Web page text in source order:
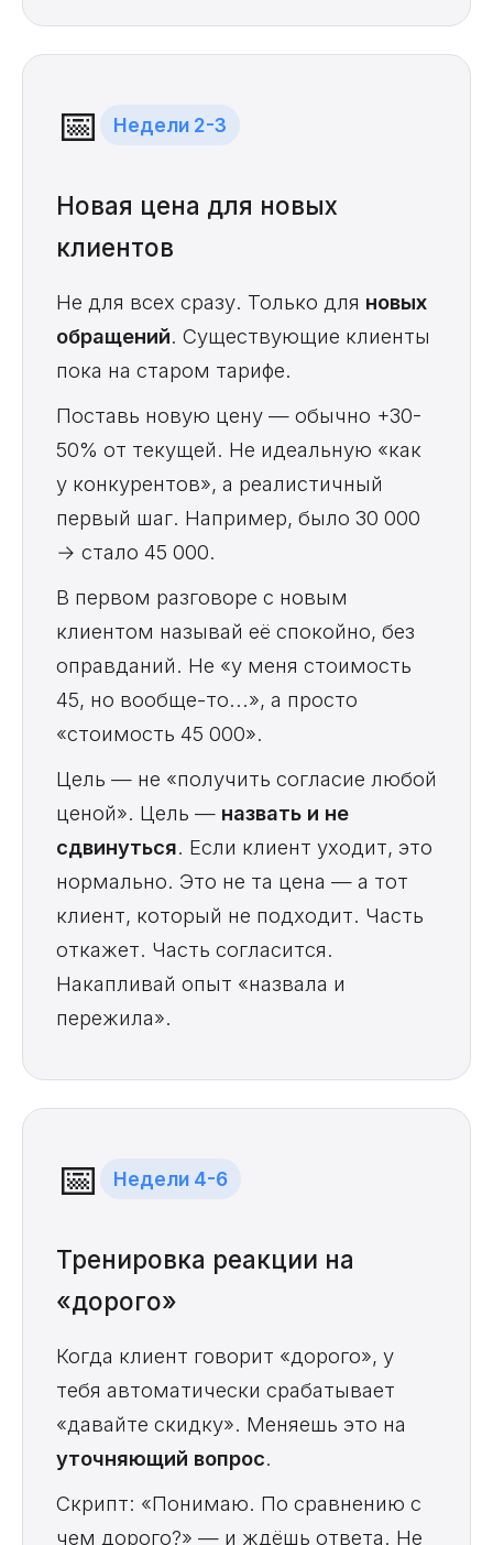
📅 Недели 2-3
Новая цена для новых
клиентов
Не для всех сразу. Только для новых
обращений. Существующие клиенты
пока на старом тарифе.
Поставь новую цену — обычно +30-
50% от текущей. Не идеальную «как
у конкурентов», а реалистичный
первый шаг. Например, было 30 000
→ стало 45 000.
В первом разговоре с новым
клиентом называй её спокойно, без
оправданий. Не «у меня стоимость
45, но вообще-то...», а просто
«стоимость 45 000».
Цель — не «получить согласие любой
ценой». Цель — назвать и не
сдвинуться. Если клиент уходит, это
нормально. Это не та цена — а тот
клиент, который не подходит. Часть
откажет. Часть согласится.
Накапливай опыт «назвала и
пережила».
📅 Недели 4-6
Тренировка реакции на
«дорого»
Когда клиент говорит «дорого», у
тебя автоматически срабатывает
«давайте скидку». Меняешь это на
уточняющий вопрос.
Скрипт: «Понимаю. По сравнению с
чем дорого?» — и ждёшь ответа. Не